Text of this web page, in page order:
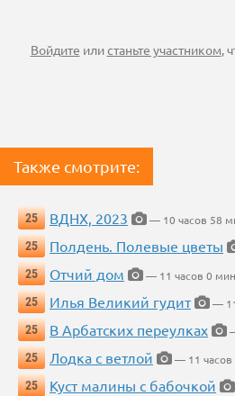
Войдите илистаньте участником,
Также смотрите:
25 ВДНХ, 2023
— 10 часов 58
25
Полдень. Полевые цветы
25
Отчий дом
— 11 часов 0
25
Илья Великий гудит
—
25
В Арбатских переулках
25
Лодка с ветлой
— 11 часов
25
Куст малины с бабочкой